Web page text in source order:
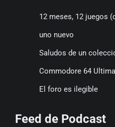
12 meses, 12 juegos
uno nuevo
Saludos de un
Commodore 64
El foro es ilegible
Feed de Podcast